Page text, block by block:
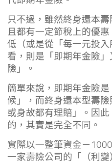
只不過，雖然終身還本
且都有一定節稅上的優
低（或是從「每一元投
看，則是「即期年金險
險」。
簡單來說，即期年金險
候」，而終身還本型壽
或身故都有理賠」。因
的，其實是完全不同。
實際以一整筆資金－
一家壽險公司的「（利